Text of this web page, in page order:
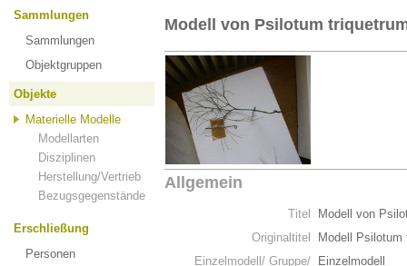
Sammlungen
Sammlungen
Objektgruppen
Objekte
Materielle Modelle
Modellarten
Disziplinen
Herstellung/Vertrieb
Bezugsgegenstände
Erschließung
Personen
Modell von Psilotum
Allgemein
Titel
Modell von
Originaltitel
Modell Psilotum
Einzelmodell/ Gruppe/
Einzelmodell